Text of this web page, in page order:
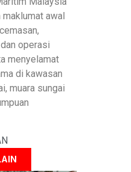
maklumat awal
operasi
menyelamat
di kawasan
muara sungai